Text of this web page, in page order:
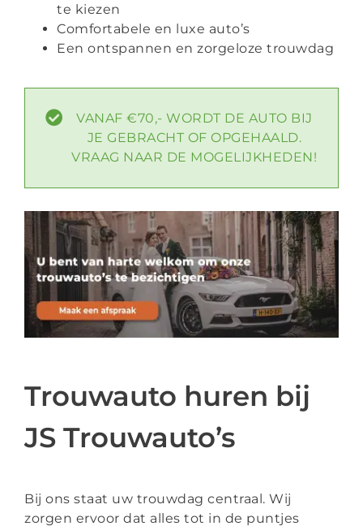
te kiezen
Comfortabele en luxe auto’s
Een ontspannen en zorgeloze trouwdag
VANAF €70,- WORDT DE AUTO BIJ
JE GEBRACHT OF OPGEHAALD.
VRAAG NAAR DE MOGELIJKHEDEN!
Trouwauto huren bij
JS Trouwauto’s
Bij ons staat uw trouwdag centraal. Wij
zorgen ervoor dat alles tot in de puntjes